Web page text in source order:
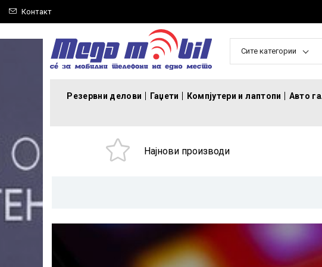
Контакт
Сите категории
Резервни делови Гаџети Компјутери и лаптопи Авто
Најнови производи